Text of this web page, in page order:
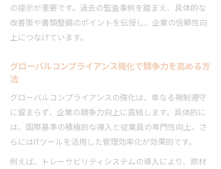
キルセット
食品製造業コンサルとして活躍するための極意
食品製造業コンサルタントの現場力を高め
Fdaコンサル経験者が語る専門性と信頼構築
食品製造業コンサルタントが重視する顧客
視点の提案力
グローバルコンプライアンス対応で差別化
食品製造業コンサルタントが実践する自己
の提示が重要です。過去の監査事例を踏まえ、具体的な
改善策や書類整備のポイントを伝授し、企業の信頼性向
上につなげています。
グローバルコンプライアンス強化で競争力を高める方
法
グローバルコンプライアンスの強化は、単なる規制遵守
に留まらず、企業の競争力向上に直結します。具体的に
は、国際基準の積極的な導入と従業員の専門性向上、さ
らにはITツールを活用した管理効率化が効果的です。
例えば、トレーサビリティシステムの導入により、原材